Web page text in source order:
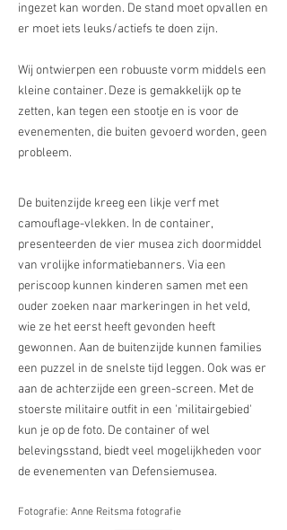
ingezet kan worden. De stand moet opvallen en
er moet iets leuks/actiefs te doen zijn.
Wij ontwierpen een robuuste vorm middels een
kleine container. Deze is gemakkelijk op te
zetten, kan tegen een stootje en is voor de
evenementen, die buiten gevoerd worden, geen
probleem.
De buitenzijde kreeg een likje verf met
camouflage-vlekken. In de container,
presenteerden de vier musea zich doormiddel
van vrolijke informatiebanners. Via een
periscoop kunnen kinderen samen met een
ouder zoeken naar markeringen in het veld,
wie ze het eerst heeft gevonden heeft
gewonnen. Aan de buitenzijde kunnen families
een puzzel in de snelste tijd leggen. Ook was er
aan de achterzijde een green-screen. Met de
stoerste militaire outfit in een 'militairgebied'
kun je op de foto. De container of wel
belevingsstand, biedt veel mogelijkheden voor
de evenementen van Defensiemusea.
Fotografie: Anne Reitsma fotografie